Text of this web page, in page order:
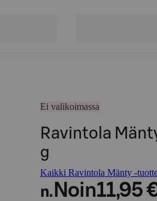
Ei valikoimassa
Ravintola
g
Kaikki Ravintola Mänty -
n. Noin11,95